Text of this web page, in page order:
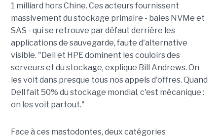
1 milliard hors Chine. Ces acteurs fournissent
massivement du stockage primaire - baies NVMe et
SAS - qui se retrouve par défaut derrière les
applications de sauvegarde, faute d'alternative
visible. "Dell et HPE dominent les couloirs des
serveurs et du stockage, explique Bill Andrews. On
les voit dans presque tous nos appels d'offres. Quand
Dell fait 50% du stockage mondial, c'est mécanique :
on les voit partout."
Face à ces mastodontes, deux catégories